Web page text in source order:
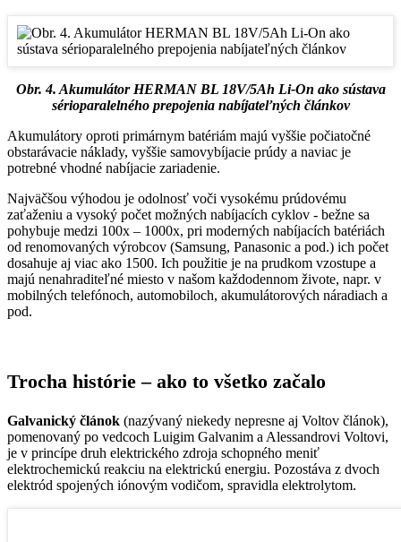
Obr. 4. Akumulátor HERMAN BL 18V/5Ah Li-On ako sústava
sérioparalelného prepojenia nabíjateľných článkov
Akumulátory oproti primárnym batériám majú vyššie počiatočné
obstarávacie náklady, vyššie samovybíjacie prúdy a naviac je
potrebné vhodné nabíjacie zariadenie.
Najväčšou výhodou je odolnosť voči vysokému prúdovému
zaťaženiu a vysoký počet možných nabíjacích cyklov - bežne sa
pohybuje medzi 100x – 1000x, pri moderných nabíjacích batériách
od renomovaných výrobcov (Samsung, Panasonic a pod.) ich počet
dosahuje aj viac ako 1500. Ich použitie je na prudkom vzostupe a
majú nenahraditeľné miesto v našom každodennom živote, napr. v
mobilných telefónoch, automobiloch, akumulátorových náradiach a
pod.
Trocha histórie – ako to všetko začalo
Galvanický článok (nazývaný niekedy nepresne aj Voltov článok),
pomenovaný po vedcoch Luigim Galvanim a Alessandrovi Voltovi,
je v princípe druh elektrického zdroja schopného meniť
elektrochemickú reakciu na elektrickú energiu. Pozostáva z dvoch
elektród spojených iónovým vodičom, spravidla elektrolytom.